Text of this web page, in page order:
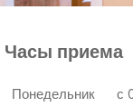
Часы приема
Понедельник
с